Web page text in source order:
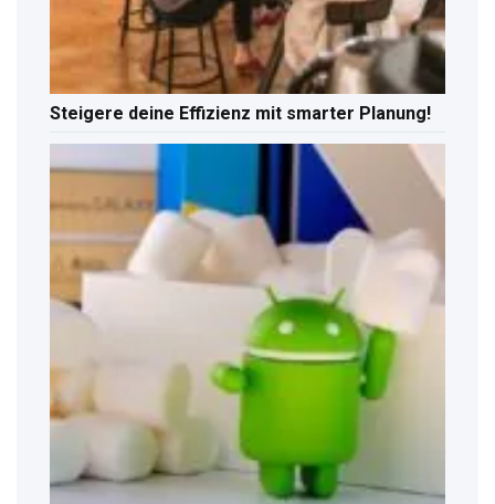
Steigere deine Effizienz mit smarter Planung!